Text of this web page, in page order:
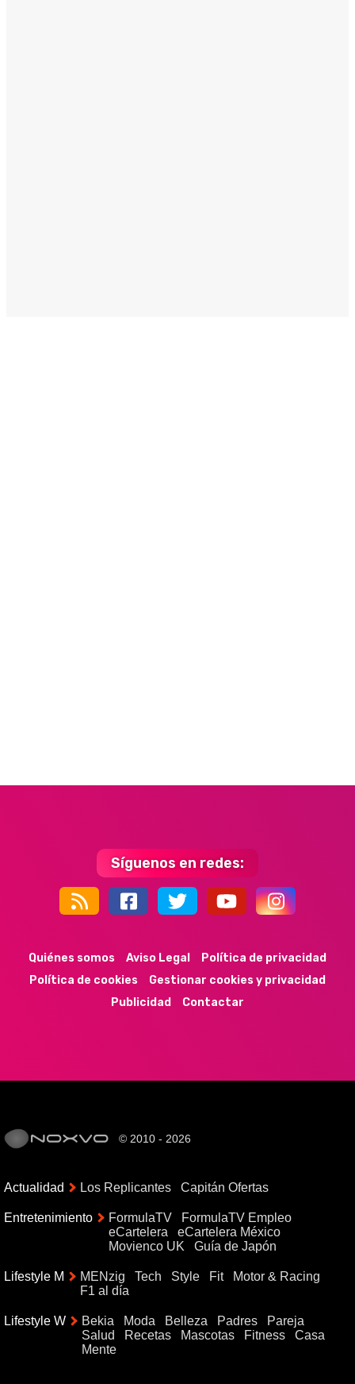
Síguenos en redes:
Quiénes somos Aviso Legal
Política de privacidad
Política de cookies
Gestionar cookies y privacidad
Publicidad
Contactar
© 2010 - 2026
Actualidad Los Replicantes Capitán Ofertas
Entretenimiento FormulaTV
FormulaTV Empleo
eCartelera
eCartelera México
Movienco UK
Guía de Japón
Lifestyle M MENzig Tech Style Fit
Motor & Racing
F1 al día
Lifestyle W Bekia Moda Belleza Padres
Pareja
Salud
Recetas Mascotas Fitness
Casa
Mente